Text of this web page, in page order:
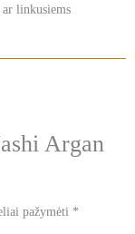
linkusiems
Argan
pažymėti *